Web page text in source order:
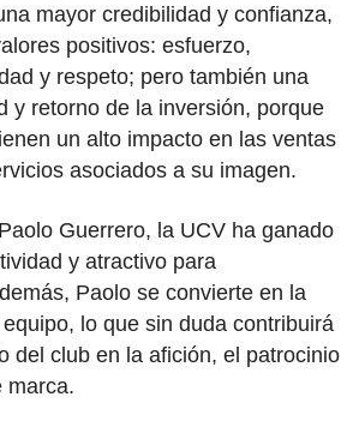
mayor credibilidad y confianza,
positivos: esfuerzo,
y respeto; pero también una
y retorno de la inversión, porque
un alto impacto en las ventas
asociados a su imagen.
Guerrero, la UCV ha ganado
y atractivo para
Paolo se convierte en la
lo que sin duda contribuirá
del club en la afición, el patrocinio
marca.